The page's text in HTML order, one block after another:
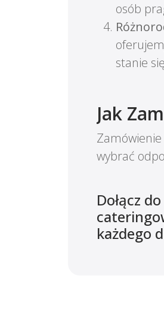
osób
stanie
Jak
wybrać
Dołącz
każdego